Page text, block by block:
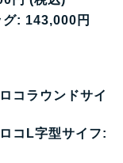
グ: 143,000円
コラウンドサイ
コL字型サイフ: